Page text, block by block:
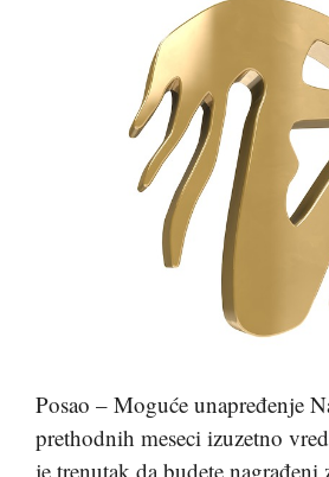
Posao – Moguće unapređenje
prethodnih meseci izuzetno
je trenutak da budete nagrađeni